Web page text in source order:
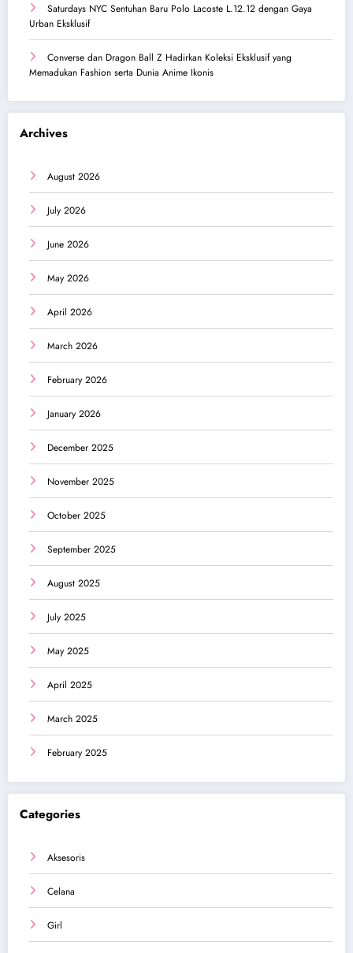
Saturdays NYC Sentuhan Baru Polo Lacoste L.12.12 dengan Gaya
Urban Eksklusif
Converse dan Dragon Ball Z Hadirkan Koleksi Eksklusif yang
Memadukan Fashion serta Dunia Anime Ikonis
Archives
August 2026
July 2026
June 2026
May 2026
April 2026
March 2026
February 2026
January 2026
December 2025
November 2025
October 2025
September 2025
August 2025
July 2025
May 2025
April 2025
March 2025
February 2025
Categories
Aksesoris
Celana
Girl